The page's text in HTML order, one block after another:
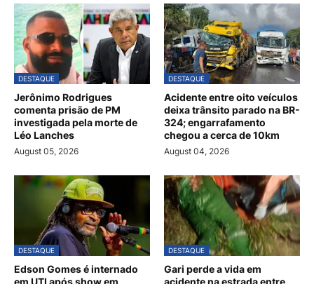
DESTAQUE
Jerônimo Rodrigues
comenta prisão de PM
investigada pela morte de
Léo Lanches
August 05, 2026
DESTAQUE
Acidente entre oito veículos
deixa trânsito parado na BR-
324; engarrafamento
chegou a cerca de 10km
August 04, 2026
DESTAQUE
Edson Gomes é internado
em UTI após show em
DESTAQUE
Gari perde a vida em
acidente na estrada entre